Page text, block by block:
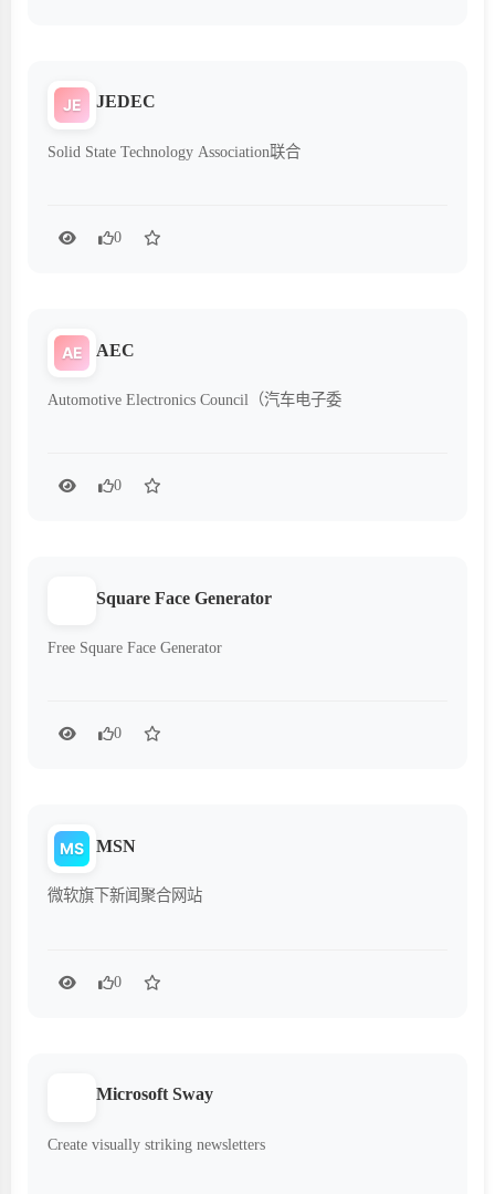
JE JEDEC
Solid State Technology Association联合
0
AE AEC
Automotive Electronics Council（汽车电子委
0
Square Face Generator
Free Square Face Generator
0
MS MSN
微软旗下新闻聚合网站
0
Microsoft Sway
Create visually striking newsletters